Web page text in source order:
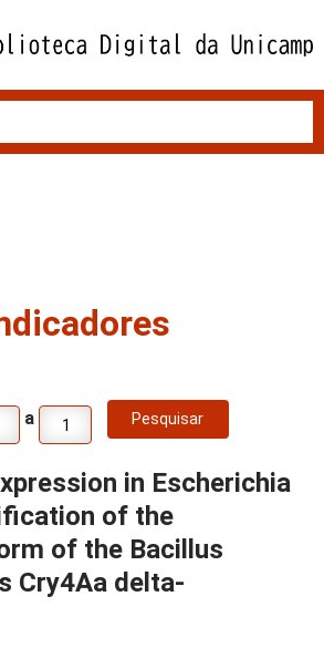
a
in Escherichia
of the
of the Bacillus
Cry4Aa delta-